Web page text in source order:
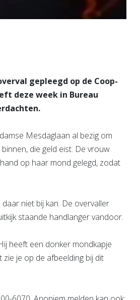
gepleegd op de Coop-
deze week in Bureau
Mesdaglaan al bezig om
die geld eist. De vrouw
op haar mond gelegd, zodat
niet bij kan. De overvaller
staande handlanger vandoor.
heeft een donker mondkapje
je op de afbeelding bij dit